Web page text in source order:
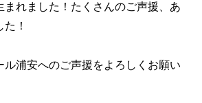
まれました！たくさんのご声援、あ
！
ル浦安へのご声援をよろしくお願い